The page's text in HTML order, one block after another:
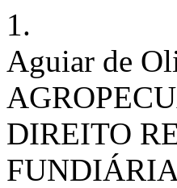
1.
Aguiar de
DIREITO